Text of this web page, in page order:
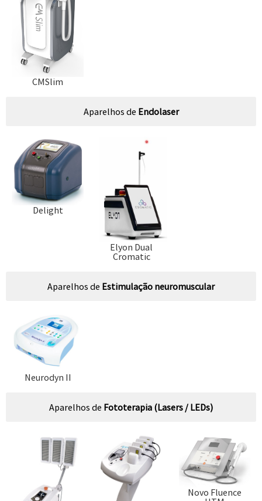
CMSlim
Aparelhos de Endolaser
Delight
Elyon Dual
Cromatic
Aparelhos de Estimulação neuromuscular
Neurodyn II
Aparelhos de Fototerapia (Lasers / LEDs)
Novo Fluence